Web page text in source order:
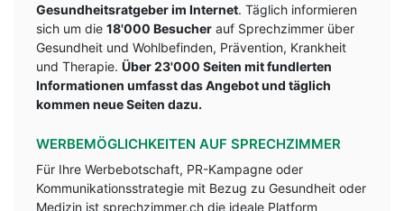
Gesundheitsratgeber im Internet. Täglich informieren
sich um die 18'000 Besucher auf Sprechzimmer über
Gesundheit und Wohlbefinden, Prävention, Krankheit
und Therapie. Über 23'000 Seiten mit fundlerten
Informationen umfasst das Angebot und täglich
kommen neue Seiten dazu.
WERBEMÖGLICHKEITEN AUF SPRECHZIMMER
Für Ihre Werbebotschaft, PR-Kampagne oder
Kommunikationsstrategie mit Bezug zu Gesundheit oder
Medizin ist sprechzimmer.ch die ideale Platform